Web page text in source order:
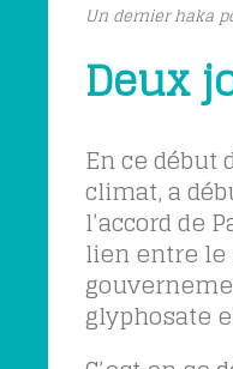
Un dernier haka
Deux
En ce début
climat, a
l’accord de
lien entre le
glyphosate